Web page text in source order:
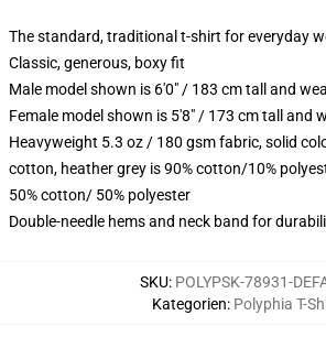
The standard, traditional t-shirt for everyday
Classic, generous, boxy fit
Male model shown is 6'0" / 183 cm tall and
Female model shown is 5'8" / 173 cm tall and
Heavyweight 5.3 oz / 180 gsm fabric, solid
cotton, heather grey is 90% cotton/10%
50% cotton/ 50% polyester
Double-needle hems and neck band for
SKU: POLYPSK-78931-
Kategorien: Polyphia T-